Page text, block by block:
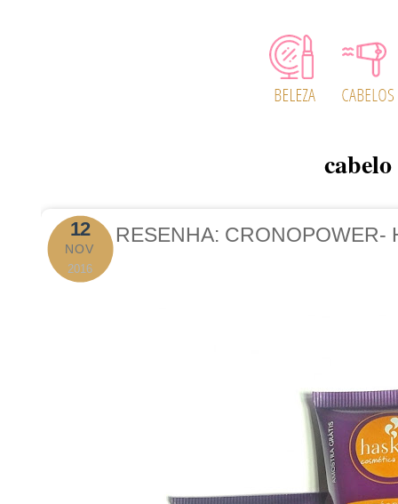
cabelo
12
NOV
2016
RESENHA: CRONOPOWER-